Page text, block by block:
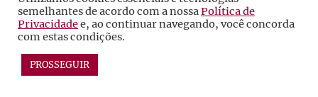
16 Paz / Justiça(1)
17 Parcerias / Meios
18 Igualdade Étnico-Racial
2 Fome Zero / Agricultura
semelhantes de acordo com a nossaPolítica de
Privacidadee, ao continuar navegando, você concorda
com estas condições.
PROSSEGUIR